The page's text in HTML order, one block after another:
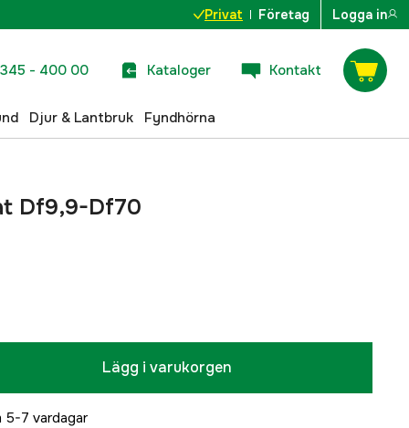
Privat Företag Logga in
- 400 00 Kataloger Kontakt
Djur & Lantbruk Fyndhörna
Df9,9-Df70
Lägg i varukorgen
5-7 vardagar